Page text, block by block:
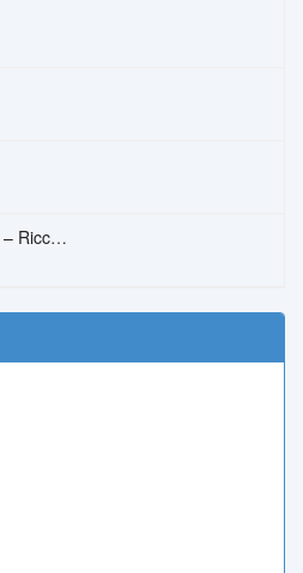
Sara Perche Ti Amo – Ricchi E Poveri